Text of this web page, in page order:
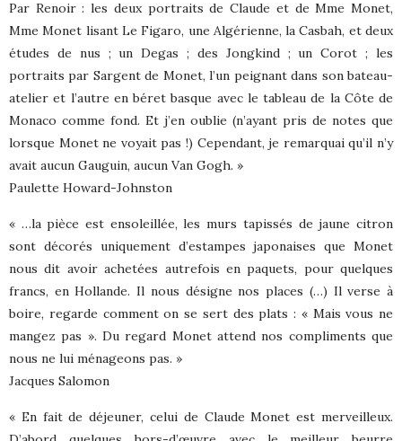
Par Renoir : les deux portraits de Claude et de Mme Monet,
Mme Monet lisant Le Figaro, une Algérienne, la Casbah, et deux
études de nus ; un Degas ; des Jongkind ; un Corot ; les
portraits par Sargent de Monet, l’un peignant dans son bateau-
atelier et l’autre en béret basque avec le tableau de la Côte de
Monaco comme fond. Et j’en oublie (n’ayant pris de notes que
lorsque Monet ne voyait pas !) Cependant, je remarquai qu’il n’y
avait aucun Gauguin, aucun Van Gogh. »
Paulette Howard-Johnston
« …la pièce est ensoleillée, les murs tapissés de jaune citron
sont décorés uniquement d’estampes japonaises que Monet
nous dit avoir achetées autrefois en paquets, pour quelques
francs, en Hollande. Il nous désigne nos places (…) Il verse à
boire, regarde comment on se sert des plats : « Mais vous ne
mangez pas ». Du regard Monet attend nos compliments que
nous ne lui ménageons pas. »
Jacques Salomon
« En fait de déjeuner, celui de Claude Monet est merveilleux.